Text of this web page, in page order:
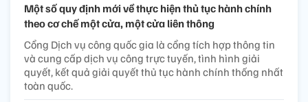
Một số quy định mới về thực hiện thủ tục hành chính
theo cơ chế một cửa, một cửa liên thông
Cổng Dịch vụ công quốc gia là cổng tích hợp thông tin
và cung cấp dịch vụ công trực tuyến, tình hình giải
quyết, kết quả giải quyết thủ tục hành chính thống nhất
toàn quốc.